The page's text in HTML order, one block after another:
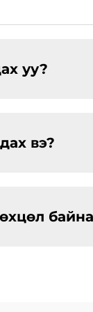
уу?
вэ?